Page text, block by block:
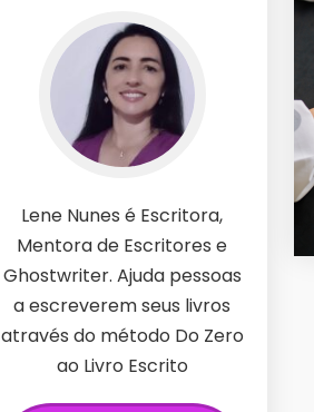
Lene Nunes é Escritora,
Mentora de Escritores e
Ghostwriter. Ajuda pessoas
a escreverem seus livros
através do método Do Zero
ao Livro Escrito